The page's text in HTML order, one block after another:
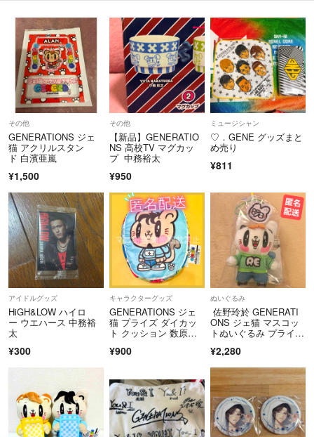
＊商品に問題がありましたら、お手数ですが『評価をする前に』ご連絡
下さい。誠意をもって対応させて頂きます。
⚠️破損品の対応につきましては、画像確認をさせていただいておりま
す。確認が出来ない場合は対応出来ません。
評価後では一切対応出来ませんのでご了承下さい。
その他
GENERATIONS ジェ
猫 アクリルスタン
ド 白濱亜嵐
¥1,500
その他
【新品】GENERATIO
NS 高校TV マグカッ
プ 中務裕太
¥950
ミュージシャン
♡．GENE グッズまと
め売り
¥811
アイドルグッズ
HiGH&LOW ハイロ
ー ウエハース 中務裕
太
¥300
キャラクターグッズ
GENERATIONS ジェ
猫 プライズ ダイカッ
ト クッション 数原龍
¥900
ぬいぐるみ
佐野玲於 GENERATI
ONS ジェ猫 マスコッ
トぬいぐるみ プライ
¥2,280